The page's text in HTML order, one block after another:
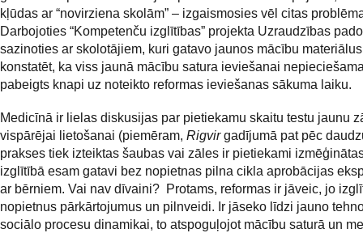
kļūdas ar “novirziena skolām” – izgaismosies vēl citas
Darbojoties “Kompetenču izglītības” projekta Uzraudzības
sazinoties ar skolotājiem, kuri gatavo jaunos mācību
konstatēt, ka viss jaunā mācību satura ieviešanai
pabeigts knapi uz noteikto reformas ieviešanas sākuma laiku.
Medicīnā ir lielas diskusijas par pietiekamu skaitu testu jaunu
vispārējai lietošanai (piemēram, Rigvirgadījumā pat pēc
prakses tiek izteiktas šaubas vai zāles ir pietiekami
izglītībā esam gatavi bez nopietnas pilna cikla aprobācijas
ar bērniem. Vai nav dīvaini? Protams, reformas ir jāveic, jo
nopietnus pārkārtojumus un pilnveidi. Ir jāseko līdzi jauno
sociālo procesu dinamikai, to atspoguļojot mācību saturā un